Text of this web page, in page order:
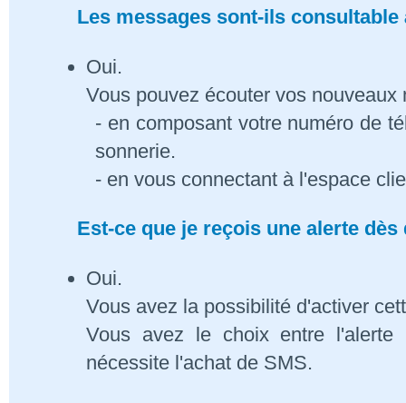
Les messages sont-ils
Oui.
Vous pouvez écouter vos nouveaux
- en composant votre numéro de
sonnerie.
- en vous connectant à l'espace
Est-ce que je reçois une alerte
Oui.
Vous avez la possibilité d'activer
Vous avez le choix entre
nécessite l'achat de SMS.